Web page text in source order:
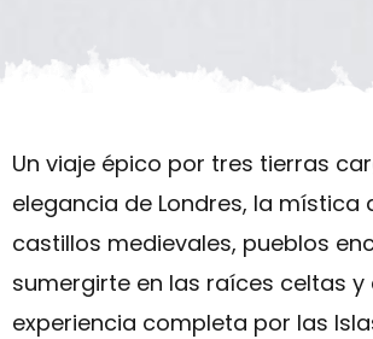
Un viaje épico por tres tierras
elegancia de Londres, la mística
castillos medievales, pueblos
sumergirte en las raíces celtas
experiencia completa por las